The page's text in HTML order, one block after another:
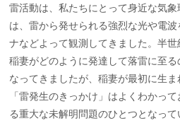
雷活動は、私たちにとって身近な気
は、雷から発せられる強烈な光や電
ナなどよって観測してきました。半世
稲妻がどのように発達して落雷に至
なってきましたが、稲妻が最初に生
「雷発生のきっかけ」はよくわか
る重大な未解明問題のひとつとなって